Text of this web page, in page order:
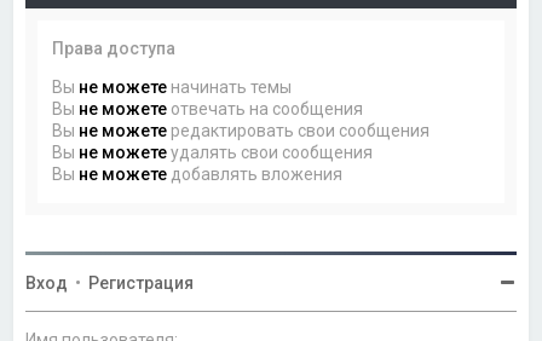
Права доступа
Вы не можете начинать темы
Вы не можете отвечать на сообщения
Вы не можете редактировать свои сообщения
Вы не можетеудалять свои сообщения
Вы не можете добавлять вложения
Вход • Регистрация